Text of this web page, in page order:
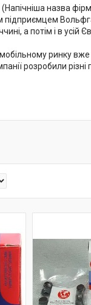
(Напічніша назва
підприємцем
а потім і в усій
ринку вже
розробили